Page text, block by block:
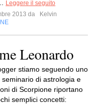
Leggere il seguito
2013 da
Kelvin
Leonardo
stiamo seguendo uno
seminario di astrologia e
di Scorpione riportano
semplici concetti: